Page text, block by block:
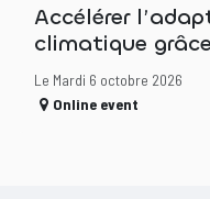
Accélérer
climatique
Le Mardi 6 octobre 2026
Online event